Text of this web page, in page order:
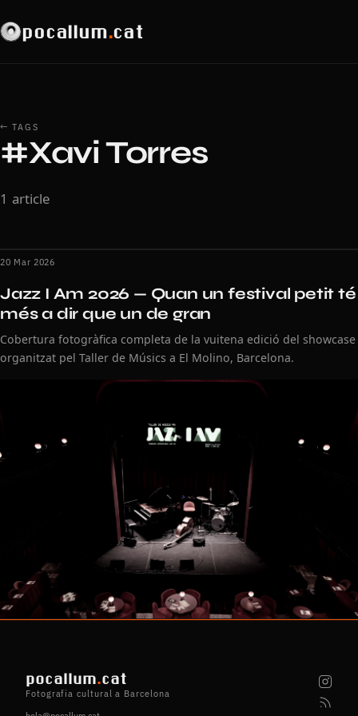
pocallum.cat
← TAGS
#Xavi Torres
1 article
20 Mar 2026
Jazz I Am 2026 — Quan un festival petit té
més a dir que un de gran
Cobertura fotogràfica completa de la vuitena edició del showcase
organitzat pel Taller de Músics a El Molino, Barcelona.
pocallum.cat
Fotografia cultural a Barcelona